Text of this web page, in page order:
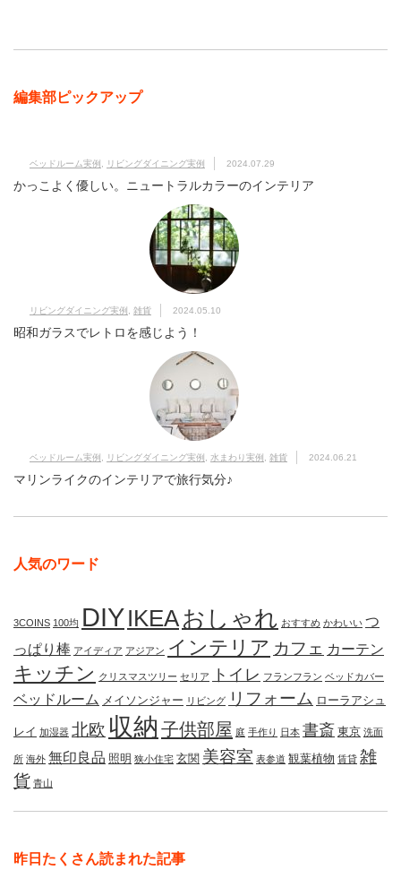
編集部ピックアップ
ベッドルーム実例 リビングダイニング実例 2024.07.29
かっこよく優しい。ニュートラルカラーのインテリア
リビングダイニング実例 雑貨 2024.05.10
昭和ガラスでレトロを感じよう！
ベッドルーム実例 リビングダイニング実例 水まわり実例 雑貨 2024.06.21
マリンライクのインテリアで旅行気分♪
人気のワード
3COINS 100均 DIYIKEAおしゃれ おすすめ かわいい つ
っぱり棒 アイディア アジアン インテリア カフェ カーテン
キッチン クリスマスツリー セリア トイレ フランフラン ベッドカバー
ベッドルーム メイソンジャー リビング リフォーム ローラアシュ
レイ 加湿器 北欧 収納 子供部屋 庭 手作り 日本 書斎 東京 洗面
所 海外 無印良品 照明 狭小住宅 玄関 美容室 表参道 観葉植物 賃貸 雑
貨 青山
昨日たくさん読まれた記事